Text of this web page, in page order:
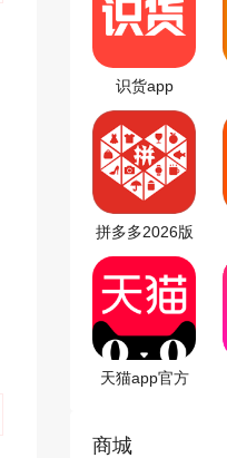
识货app
拼多多2026版
天猫app官方
商城